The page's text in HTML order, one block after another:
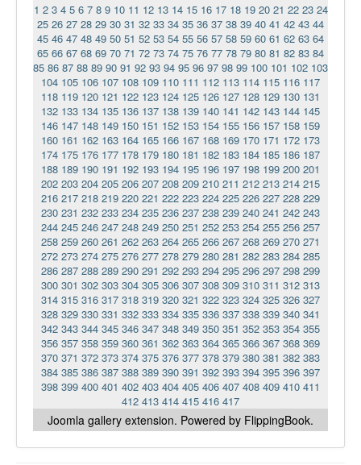
1 2 3 4 5 6 7 8 9 10 11 12 13 14 15 16 17 18 19 20 21 22 23 24
25 26 27 28 29 30 31 32 33 34 35 36 37 38 39 40 41 42 43 44
45 46 47 48 49 50 51 52 53 54 55 56 57 58 59 60 61 62 63 64
65 66 67 68 69 70 71 72 73 74 75 76 77 78 79 80 81 82 83 84
85 86 87 88 89 90 91 92 93 94 95 96 97 98 99 100 101 102 103
104 105 106 107 108 109 110 111 112 113 114 115 116 117
118 119 120 121 122 123 124 125 126 127 128 129 130 131
132 133 134 135 136 137 138 139 140 141 142 143 144 145
146 147 148 149 150 151 152 153 154 155 156 157 158 159
160 161 162 163 164 165 166 167 168 169 170 171 172 173
174 175 176 177 178 179 180 181 182 183 184 185 186 187
188 189 190 191 192 193 194 195 196 197 198 199 200 201
202 203 204 205 206 207 208 209 210 211 212 213 214 215
216 217 218 219 220 221 222 223 224 225 226 227 228 229
230 231 232 233 234 235 236 237 238 239 240 241 242 243
244 245 246 247 248 249 250 251 252 253 254 255 256 257
258 259 260 261 262 263 264 265 266 267 268 269 270 271
272 273 274 275 276 277 278 279 280 281 282 283 284 285
286 287 288 289 290 291 292 293 294 295 296 297 298 299
300 301 302 303 304 305 306 307 308 309 310 311 312 313
314 315 316 317 318 319 320 321 322 323 324 325 326 327
328 329 330 331 332 333 334 335 336 337 338 339 340 341
342 343 344 345 346 347 348 349 350 351 352 353 354 355
356 357 358 359 360 361 362 363 364 365 366 367 368 369
370 371 372 373 374 375 376 377 378 379 380 381 382 383
384 385 386 387 388 389 390 391 392 393 394 395 396 397
398 399 400 401 402 403 404 405 406 407 408 409 410 411
412 413 414 415 416 417
Joomla gallery extension. Powered by FlippingBook.